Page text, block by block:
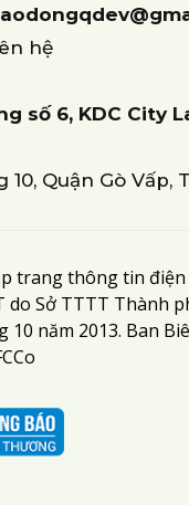
hệ
số 6, KDC City
10, Quận Gò Vấp,
trang thông tin
do Sở TTTT Thành
10 năm 2013. Ban